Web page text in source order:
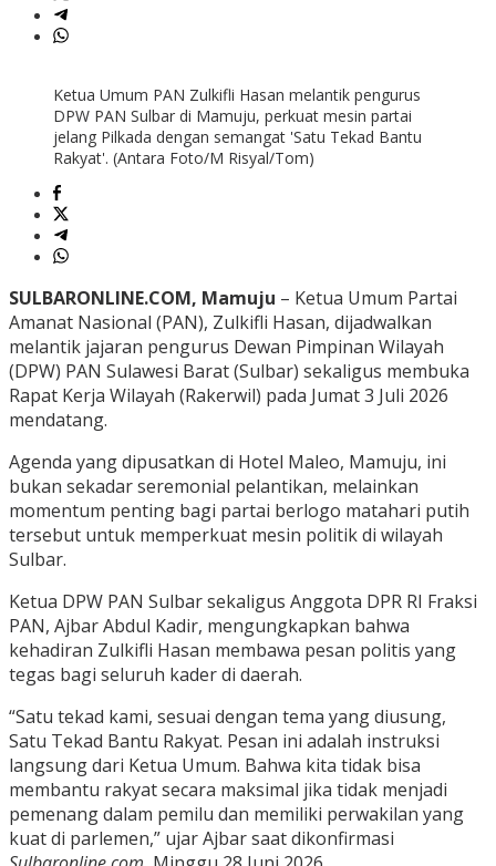
Ketua Umum PAN Zulkifli Hasan melantik pengurus
DPW PAN Sulbar di Mamuju, perkuat mesin partai
jelang Pilkada dengan semangat 'Satu Tekad Bantu
Rakyat'. (Antara Foto/M Risyal/Tom)
SULBARONLINE.COM, Mamuju – Ketua Umum Partai
Amanat Nasional (PAN), Zulkifli Hasan, dijadwalkan
melantik jajaran pengurus Dewan Pimpinan Wilayah
(DPW) PAN Sulawesi Barat (Sulbar) sekaligus membuka
Rapat Kerja Wilayah (Rakerwil) pada Jumat 3 Juli 2026
mendatang.
Agenda yang dipusatkan di Hotel Maleo, Mamuju, ini
bukan sekadar seremonial pelantikan, melainkan
momentum penting bagi partai berlogo matahari putih
tersebut untuk memperkuat mesin politik di wilayah
Sulbar.
Ketua DPW PAN Sulbar sekaligus Anggota DPR RI Fraksi
PAN, Ajbar Abdul Kadir, mengungkapkan bahwa
kehadiran Zulkifli Hasan membawa pesan politis yang
tegas bagi seluruh kader di daerah.
“Satu tekad kami, sesuai dengan tema yang diusung,
Satu Tekad Bantu Rakyat. Pesan ini adalah instruksi
langsung dari Ketua Umum. Bahwa kita tidak bisa
membantu rakyat secara maksimal jika tidak menjadi
pemenang dalam pemilu dan memiliki perwakilan yang
kuat di parlemen,” ujar Ajbar saat dikonfirmasi